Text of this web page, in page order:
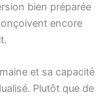
bien préparée
encore
et sa capacité
Plutôt que de